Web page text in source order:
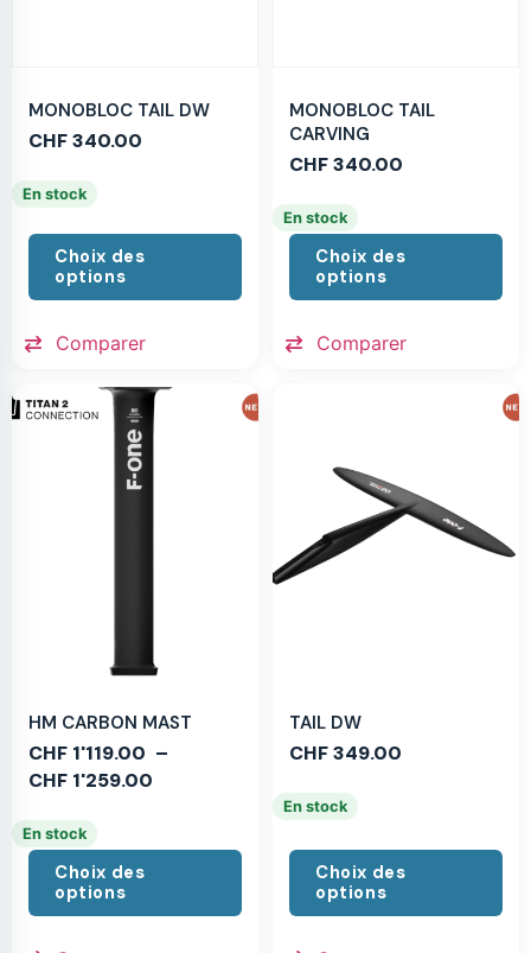
MONOBLOC TAIL DW
CHF340.00
En stock
Choix des
options
Comparer
MONOBLOC TAIL
CARVING
CHF340.00
En stock
Choix des
options
Comparer
HM CARBON MAST
CHF 1'119.00 –
CHF 1'259.00
En stock
Choix des
options
TAIL DW
CHF349.00
En stock
Choix des
options